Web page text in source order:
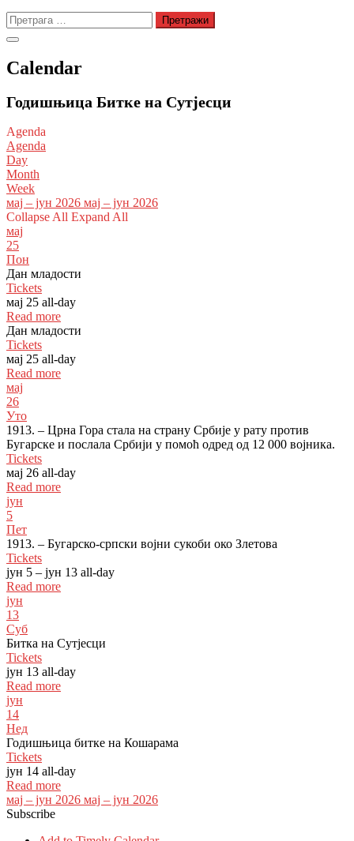
Претрага
за:
Calendar
Годишњица Битке на Сутјесци
Agenda
Agenda
Day
Month
Week
мај – јун 2026 мај – јун 2026
Collapse All Expand All
мај
25
Пон
Дан младости
Tickets
мај 25 all-day
Read more
Дан младости
Tickets
мај 25 all-day
Read more
мај
26
Уто
1913. – Црна Гора стала на страну Србије у рату против
Бугарске и послала Србији у помоћ одред од 12 000 војника.
Tickets
мај 26 all-day
Read more
јун
5
Пет
1913. – Бугарско-српски војни сукоби око Злетова
Tickets
јун 5 – јун 13 all-day
Read more
јун
13
Суб
Битка на Сутјесци
Tickets
јун 13 all-day
Read more
јун
14
Нед
Годишњица битке на Кошарама
Tickets
јун 14 all-day
Read more
мај – јун 2026 мај – јун 2026
Subscribe